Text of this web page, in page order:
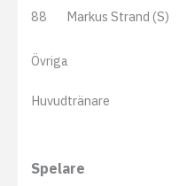
88
Markus Strand (S)
Övriga
Huvudtränare
Spelare